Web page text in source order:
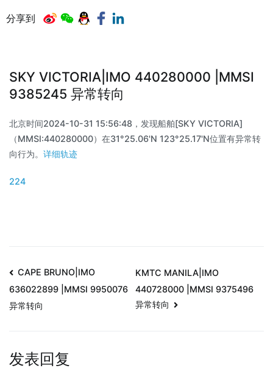
分享到
SKY VICTORIA|IMO 440280000 |MMSI
9385245 异常转向
北京时间2024-10-31 15:56:48，发现船舶[SKY VICTORIA]
（MMSI:440280000）在31°25.06'N 123°25.17'N位置有异常转
向行为。 详细轨迹
224
CAPE BRUNO|IMO
636022899 |MMSI 9950076
异常转向
KMTC MANILA|IMO
440728000 |MMSI 9375496
异常转向
发表回复